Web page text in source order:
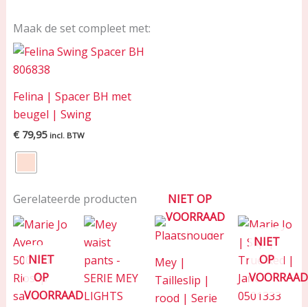
Maak de set compleet met:
Felina | Spacer BH met
beugel | Swing
€79,95 incl. BTW
Gerelateerde producten
NIET
OP
VOORRAAD
NIET OP
VOORRAAD
Mey |
Tailleslip |
rood | Serie
NIET
OP
VOORRAAD